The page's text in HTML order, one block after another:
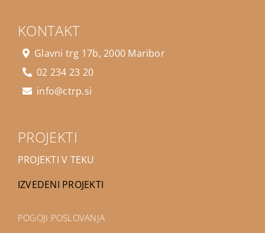
KONTAKT
Glavni trg 17b, 2000 Maribor
02 234 23 20
info@ctrp.si
PROJEKTI
PROJEKTI V TEKU
IZVEDENI PROJEKTI
POGOJI POSLOVANJA